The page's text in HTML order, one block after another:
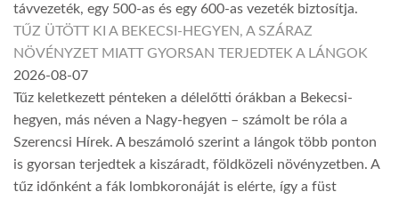
távvezeték, egy 500-as és egy 600-as vezeték biztosítja.
TŰZ ÜTÖTT KI A BEKECSI-HEGYEN, A SZÁRAZ
NÖVÉNYZET MIATT GYORSAN TERJEDTEK A LÁNGOK
2026-08-07
Tűz keletkezett pénteken a délelőtti órákban a Bekecsi-
hegyen, más néven a Nagy-hegyen – számolt be róla a
Szerencsi Hírek. A beszámoló szerint a lángok több ponton
is gyorsan terjedtek a kiszáradt, földközeli növényzetben. A
tűz időnként a fák lombkoronáját is elérte, így a füst